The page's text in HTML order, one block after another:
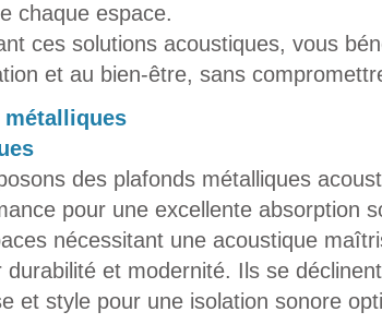
chaque espace.
ces solutions acoustiques, vous
et au bien-être, sans
métalliques
des plafonds métalliques
pour une excellente absorption
nécessitant une acoustique
durabilité et modernité. Ils se
et style pour une isolation sonore